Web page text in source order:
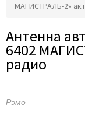
МАГИСТРАЛЬ-2»
Антенна
6402
радио
Рэмо